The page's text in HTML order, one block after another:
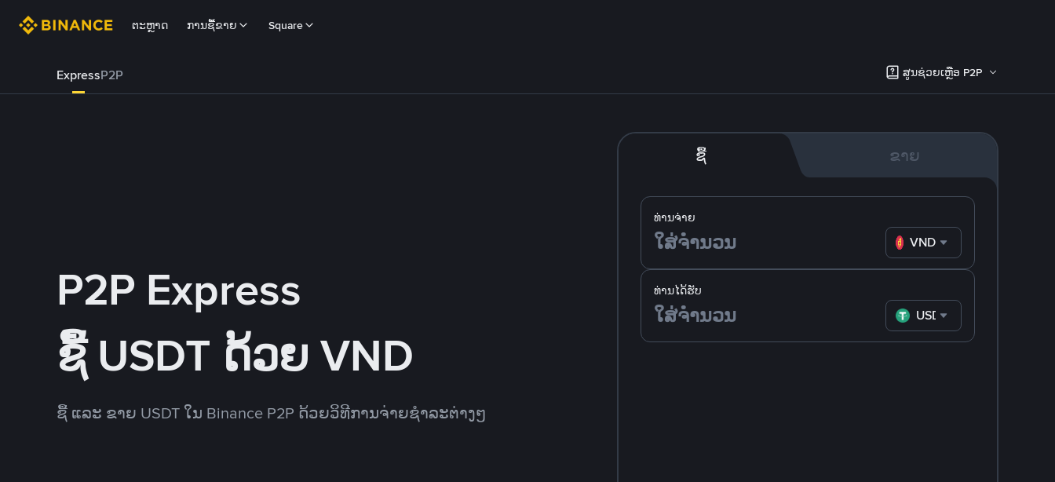
ຕະຫຼາດ ການຊື້ຂາຍ Square
ExpressP2P ສູນຊ່ວຍເຫຼືອ P2P
P2P Express
ຊື້ USDT ດ້ວຍ VND
ຊື້ ແລະ ຂາຍ USDT ໃນ Binance P2P ດ້ວຍວິທີການຈ່າຍຊຳລະຕ່າງໆ
ຊື້ ຂາຍ
ທ່ານຈ່າຍ
VND
ທ່ານໄດ້ຮັບ
USDT